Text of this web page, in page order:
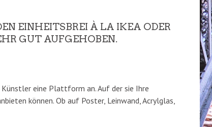
EINHEITSBREI À LA IKEA ODER
GUT AUFGEHOBEN.
eine Plattform an. Auf der sie Ihre
können. Ob auf Poster, Leinwand, Acrylglas,